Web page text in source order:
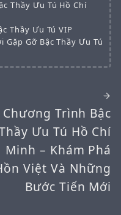
Thầy Ưu Tú Hồ Chí
Thầy Ưu Tú VIP
Gỡ Bậc Thầy Ưu Tú
Chương Trình Bậc
Ưu Tú Hồ Chí
Minh – Khám Phá
Việt Và Những
Bước Tiến Mới